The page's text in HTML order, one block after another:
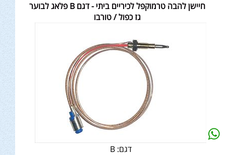
חיישן להבה טרמוקפל לכיריים ביתי - דגם B פלאג לבוער
גז כפול / טורבו
דגם: B